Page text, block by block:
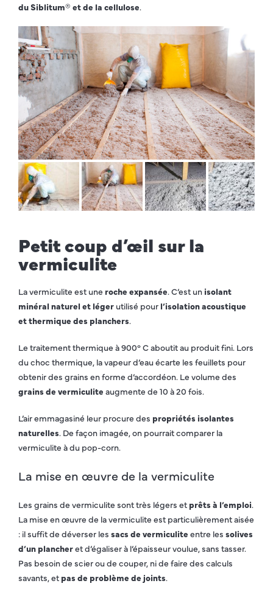
du Siblitum® et de la cellulose.
Petit coup d’œil sur la
vermiculite
La vermiculite est une roche expansée. C’est un isolant
minéral naturel et léger utilisé pour l’isolation acoustique
et thermique des planchers.
Le traitement thermique à 900° C aboutit au produit fini. Lors
du choc thermique, la vapeur d’eau écarte les feuillets pour
obtenir des grains en forme d’accordéon. Le volume des
grains de vermiculite augmente de 10 à 20 fois.
L’air emmagasiné leur procure des propriétés isolantes
naturelles. De façon imagée, on pourrait comparer la
vermiculite à du pop-corn.
La mise en œuvre de la vermiculite
Les grains de vermiculite sont très légers et prêts à l’emploi.
La mise en œuvre de la vermiculite est particulièrement aisée
: il suffit de déverser les sacs de vermiculite entre les solives
d’un plancheret d’égaliser à l’épaisseur voulue, sans tasser.
Pas besoin de scier ou de couper, ni de faire des calculs
savants, et pas de problème de joints.